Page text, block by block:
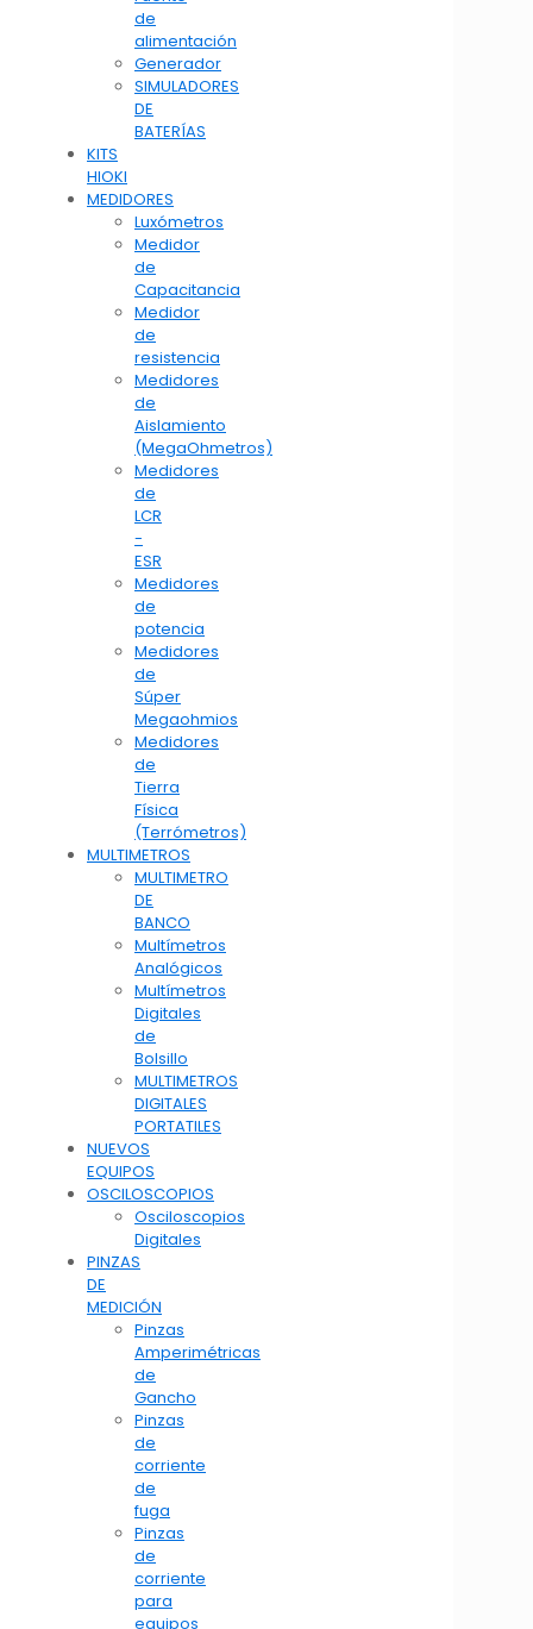
de
alimentación
Generador
SIMULADORES
DE
BATERÍAS
KITS
HIOKI
MEDIDORES
Luxómetros
Medidor
de
Capacitancia
Medidor
de
resistencia
Medidores
de
Aislamiento
(MegaOhmetros)
Medidores
de
LCR
-
ESR
Medidores
de
potencia
Medidores
de
Súper
Megaohmios
Medidores
de
Tierra
Física
(Terrómetros)
MULTIMETROS
MULTIMETRO
DE
BANCO
Multímetros
Analógicos
Multímetros
Digitales
de
Bolsillo
MULTIMETROS
DIGITALES
PORTATILES
NUEVOS
EQUIPOS
OSCILOSCOPIOS
Osciloscopios
Digitales
PINZAS
DE
MEDICIÓN
Pinzas
Amperimétricas
de
Gancho
Pinzas
de
corriente
de
fuga
Pinzas
de
corriente
para
equipos